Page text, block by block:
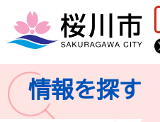
情報を探す